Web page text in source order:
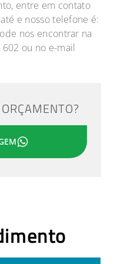
entre em contato
e nosso telefone é:
nos encontrar na
602 ou no e-mail